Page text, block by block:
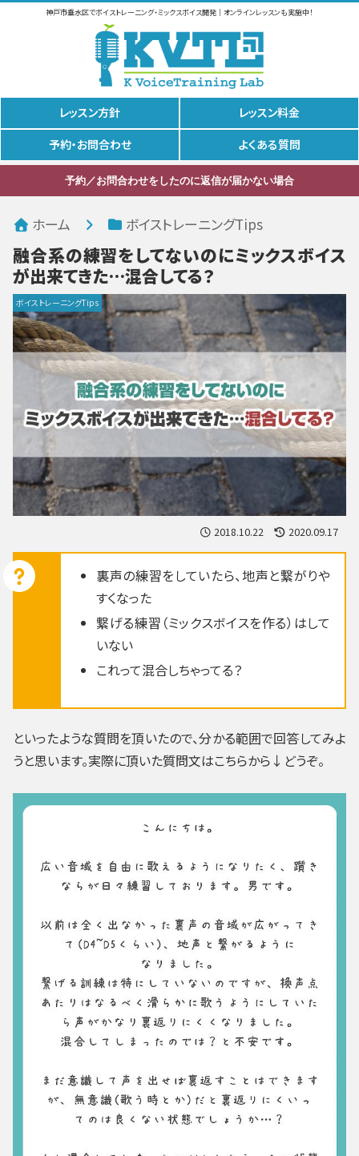
神戸市垂水区でボイストレーニング・ミックスボイス開発｜オンラインレッスンも実施中！
レッスン方針
レッスン料金
予約・お問合わせ
よくある質問
予約／お問合わせをしたのに返信が届かない場合
ホーム ボイストレーニングTips
融合系の練習をしてないのにミックスボイス
が出来てきた…混合してる？
ボイストレーニングTips
2018.10.22 2020.09.17
裏声の練習をしていたら、地声と繋がりや
すくなった
繋げる練習（ミックスボイスを作る）はして
いない
これって混合しちゃってる？
といったような質問を頂いたので、分かる範囲で回答してみよ
うと思います。実際に頂いた質問文はこちらから↓どうぞ。